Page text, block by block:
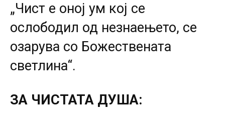
„Чист е оној ум кој се
ослободил од незнаењето, се
озарува со Божествената
светлина“.
ЗА ЧИСТАТА ДУША: